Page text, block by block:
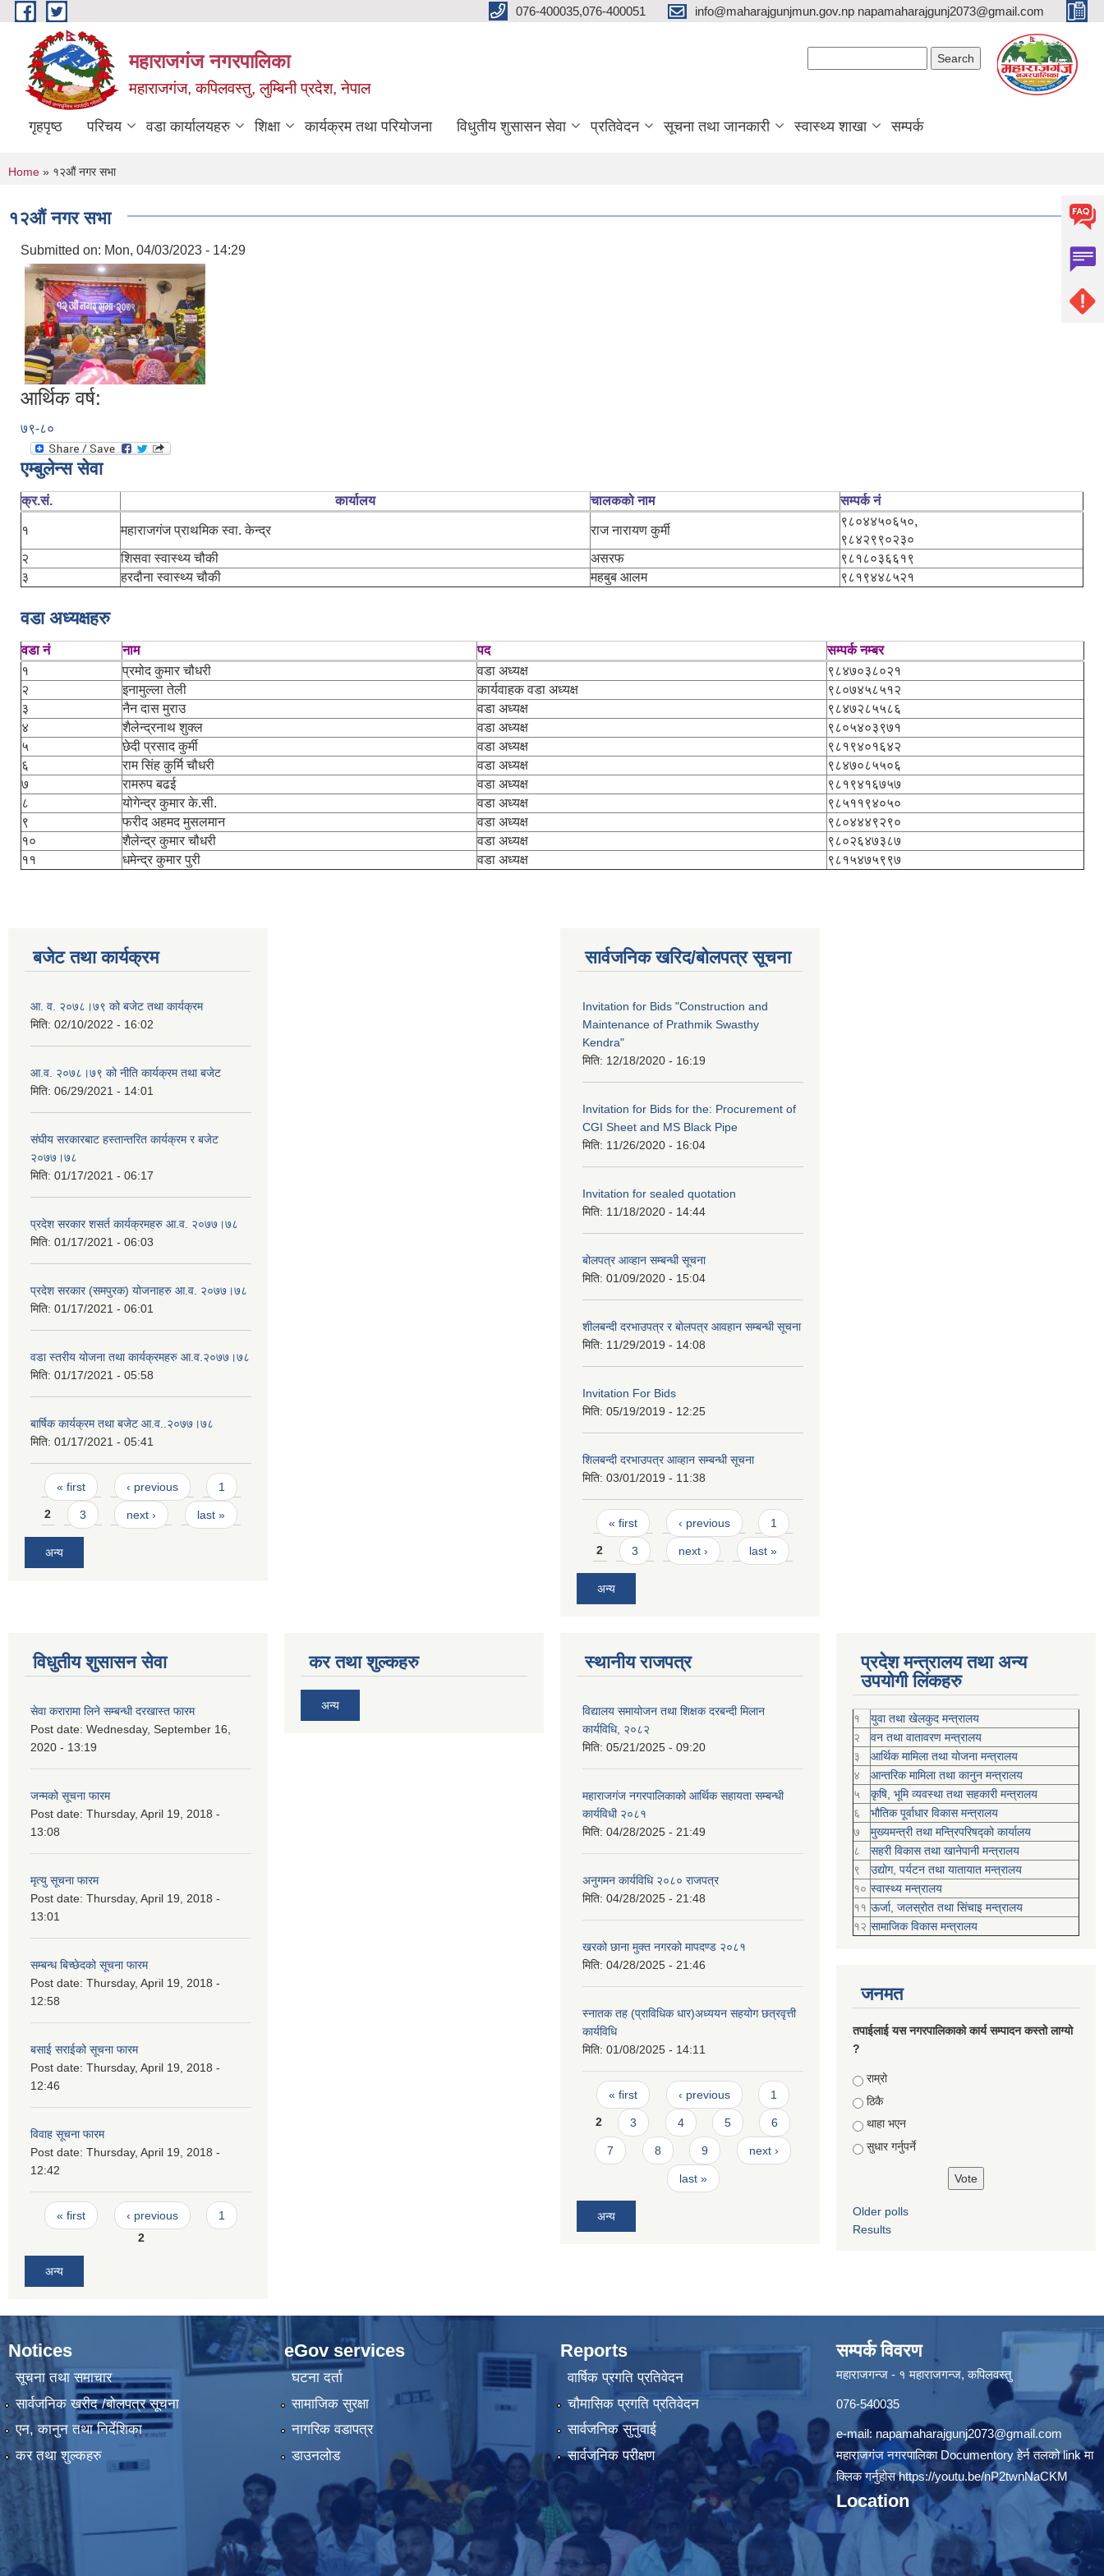
Skip to main content 076-400035,076-400051 info@maharajgunjmun.gov.np napamaharajgunj2073@gmail.com
महाराजगंज नगरपालिका
महाराजगंज, कपिलवस्तु, लुम्बिनी प्रदेश, नेपाल
गृहपृष्ठ परिचय वडा कार्यालयहरु शिक्षा कार्यक्रम तथा परियोजना विधुतीय शुसासन सेवा प्रतिवेदन सूचना तथा जानकारी स्वास्थ्य शाखा सम्पर्क
You are here
Home » १२औं नगर सभा
१२औं नगर सभा
Submitted on: Mon, 04/03/2023 - 14:29
आर्थिक वर्ष:
७९-८०
एम्बुलेन्स सेवा
क्र.सं. कार्यालय चालकको नाम सम्पर्क नं
१ महाराजगंज प्राथमिक स्वा. केन्द्र राज नारायण कुर्मी
९८०४४५०६५०,
९८४२९९०२३०
२
शिसवा स्वास्थ्य चौकी असरफ
९८१८०३६६१९
३
हरदौना स्वास्थ्य चौकी महबुब आलम ९८१९४४८५२१
वडा अध्यक्षहरु
वडा नं नाम पद
सम्पर्क नम्बर
१
प्रमोद कुमार चौधरी वडा अध्यक्ष
९८४७०३८०२१
२
इनामुल्ला तेली कार्यवाहक वडा अध्यक्ष
९८०७४५८५१२
३
नैन दास मुराउ वडा अध्यक्ष
९८४७२८५५८६
४
शैलेन्द्रनाथ शुक्ल वडा अध्यक्ष
९८०५४०३९७१
५
छेदी प्रसाद कुर्मी वडा अध्यक्ष
९८१९४०१६४२
६
राम सिंह कुर्मि चौधरी वडा अध्यक्ष
९८४७०८५५०६
७
रामरुप बढई वडा अध्यक्ष
९८१९४१६७५७
८
योगेन्द्र कुमार के.सी. वडा अध्यक्ष
९८५११९४०५०
९
फरीद अहमद मुसलमान वडा अध्यक्ष
९८०४४४९२९०
१०
शैलेन्द्र कुमार चौधरी वडा अध्यक्ष
९८०२६४७३८७
११
धमेन्द्र कुमार पुरी वडा अध्यक्ष ९८१५४७५९९७
बजेट तथा कार्यक्रम
आ. व. २०७८।७९ को बजेट तथा कार्यक्रम
मिति: 02/10/2022 - 16:02
आ.व. २०७८।७९ को नीति कार्यक्रम तथा बजेट
मिति: 06/29/2021 - 14:01
संघीय सरकारबाट हस्तान्तरित कार्यक्रम र बजेट
२०७७।७८
मिति: 01/17/2021 - 06:17
प्रदेश सरकार शसर्त कार्यक्रमहरु आ.व. २०७७।७८
मिति: 01/17/2021 - 06:03
प्रदेश सरकार (समपुरक) योजनाहरु आ.व. २०७७।७८
मिति: 01/17/2021 - 06:01
वडा स्तरीय योजना तथा कार्यक्रमहरु आ.व.२०७७।७८
मिति: 01/17/2021 - 05:58
बार्षिक कार्यक्रम तथा बजेट आ.व..२०७७।७८
मिति: 01/17/2021 - 05:41
Pages
« first ‹ previous 1
2 3 next › last »
अन्य
सार्वजनिक खरिद/बोलपत्र सूचना
Invitation for Bids "Construction and
Maintenance of Prathmik Swasthy
Kendra"
मिति: 12/18/2020 - 16:19
Invitation for Bids for the: Procurement of
CGI Sheet and MS Black Pipe
मिति: 11/26/2020 - 16:04
Invitation for sealed quotation
मिति: 11/18/2020 - 14:44
बोलपत्र आव्हान सम्बन्धी सूचना
मिति: 01/09/2020 - 15:04
शीलबन्दी दरभाउपत्र र बोलपत्र आवहान सम्बन्धी सूचना
मिति: 11/29/2019 - 14:08
Invitation For Bids
मिति: 05/19/2019 - 12:25
शिलबन्दी दरभाउपत्र आव्हान सम्बन्धी सूचना
मिति: 03/01/2019 - 11:38
Pages
« first ‹ previous 1
2 3 next › last »
अन्य
विधुतीय शुसासन सेवा
सेवा करारामा लिने सम्बन्धी दरखास्त फारम
Post date: Wednesday, September 16,
2020 - 13:19
जन्मको सूचना फारम
Post date: Thursday, April 19, 2018 -
13:08
मृत्यु सूचना फारम
Post date: Thursday, April 19, 2018 -
13:01
सम्बन्ध बिच्छेदको सूचना फारम
Post date: Thursday, April 19, 2018 -
12:58
बसाई सराईको सूचना फारम
Post date: Thursday, April 19, 2018 -
12:46
विवाह सूचना फारम
Post date: Thursday, April 19, 2018 -
12:42
Pages
« first ‹ previous
1
2
अन्य
कर तथा शुल्कहरु
अन्य
स्थानीय राजपत्र
विद्यालय समायोजन तथा शिक्षक दरबन्दी मिलान
कार्यविधि, २०८२
मिति: 05/21/2025 - 09:20
महाराजगंज नगरपालिकाको आर्थिक सहायता सम्बन्धी
कार्यविधी २०८१
मिति: 04/28/2025 - 21:49
अनुगमन कार्यविधि २०८० राजपत्र
मिति: 04/28/2025 - 21:48
खरको छाना मुक्त नगरको मापदण्ड २०८१
मिति: 04/28/2025 - 21:46
स्नातक तह (प्राविधिक धार)अध्ययन सहयोग छत्रवृत्ती
कार्यविधि
मिति: 01/08/2025 - 14:11
Pages
« first ‹ previous 1
2 3 4 5 6
7 8 9 next ›
last »
अन्य
प्रदेश मन्त्रालय तथा अन्य
उपयोगी लिंकहरु
१
युवा तथा खेलकुद मन्त्रालय
२
वन तथा वातावरण मन्त्रालय
३
आर्थिक मामिला तथा योजना मन्त्रालय
४
आन्तरिक मामिला तथा कानुन मन्त्रालय
५
कृषि, भूमि व्यवस्था तथा सहकारी मन्त्रालय
६
भौतिक पूर्वाधार विकास मन्त्रालय
७
मुख्यमन्त्री तथा मन्त्रिपरिषद्को कार्यालय
८
सहरी विकास तथा खानेपानी मन्त्रालय
९
उद्योग, पर्यटन तथा यातायात मन्त्रालय
१० स्वास्थ्य मन्त्रालय
११ ऊर्जा, जलस्रोत तथा सिंचाइ मन्त्रालय
१२ सामाजिक विकास मन्‍‍त्रालय
जनमत
तपाईलाई यस नगरपालिकाको कार्य सम्पादन कस्तो लाग्यो
?
Choices
राम्रो
ठिकै
थाहा भएन
सुधार गर्नुपर्ने
Older polls
Results
Notices
सूचना तथा समाचार
सार्वजनिक खरीद /बोलपत्र सूचना
एन, कानुन तथा निर्देशिका
कर तथा शुल्कहरु
eGov services
घटना दर्ता
सामाजिक सुरक्षा
नागरिक वडापत्र
डाउनलोड
Reports
वार्षिक प्रगति प्रतिवेदन
चौमासिक प्रगति प्रतिवेदन
सार्वजनिक सुनुवाई
सार्वजनिक परीक्षण
सम्पर्क विवरण
महाराजगन्ज - १ महाराजगन्ज, कपिलवस्तु
076-540035
e-mail: napamaharajgunj2073@gmail.com
महाराजगंज नगरपालिका Documentory हेर्न तलको link मा
क्लिक गर्नुहोसhttps://youtu.be/nP2twnNaCKM
Location